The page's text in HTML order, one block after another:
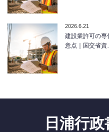
2026.6.21
建設業許可の専
意点｜国交省
日浦行